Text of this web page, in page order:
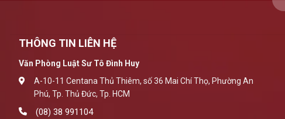
THÔNG TIN LIÊN HỆ
Văn Phòng Luật Sư Tô Đình Huy
A-10-11 Centana Thủ Thiêm, số 36 Mai Chí Thọ, Phường An
Phú, Tp. Thủ Đức, Tp. HCM
(08) 38 991104